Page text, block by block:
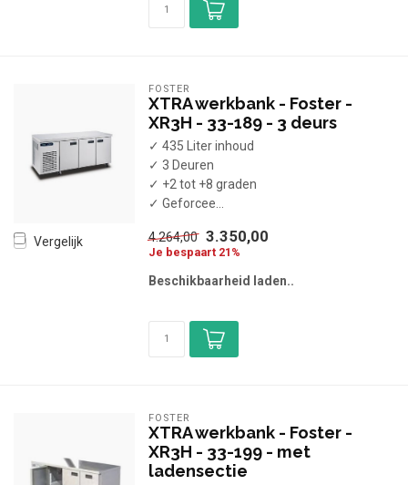
Vergelijk
FOSTER
XTRA werkbank - Foster -
XR3H - 33-189 - 3 deurs
✓ 435 Liter inhoud
✓ 3 Deuren
✓ +2 tot +8 graden
✓ Geforcee...
4.264,00 3.350,00
Je bespaart 21%
Beschikbaarheid laden..
FOSTER
XTRA werkbank - Foster -
XR3H - 33-199 - met
ladensectie